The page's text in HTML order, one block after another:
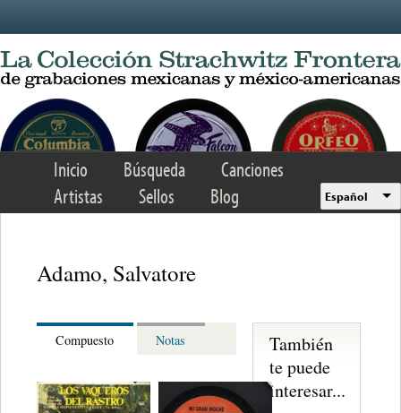
Inicio Búsqueda
Canciones
Artistas
Sellos Blog Español
Adamo, Salvatore
Compuesto Notas
También
te puede
interesar...